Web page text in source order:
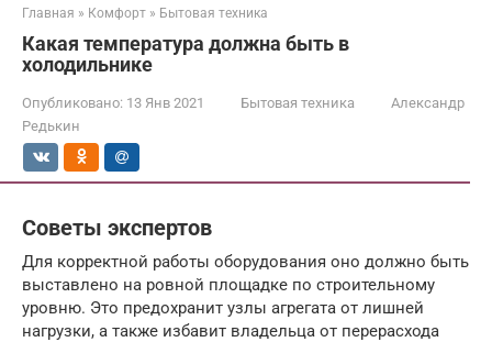
Главная » Комфорт » Бытовая техника
Какая температура должна быть в
холодильнике
Опубликовано: 13 Янв 2021 Бытовая техника
Александр
Редькин
Советы экспертов
Для корректной работы оборудования оно должно быть
выставлено на ровной площадке по строительному
уровню. Это предохранит узлы агрегата от лишней
нагрузки, а также избавит владельца от перерасхода